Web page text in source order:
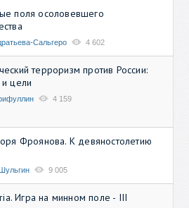
поля осоловевшего
Сальгеро 4 602
терроризм против России:
цели
4 159
Фроянова. К девяностолетию
9 005
Игра на минном поле - III